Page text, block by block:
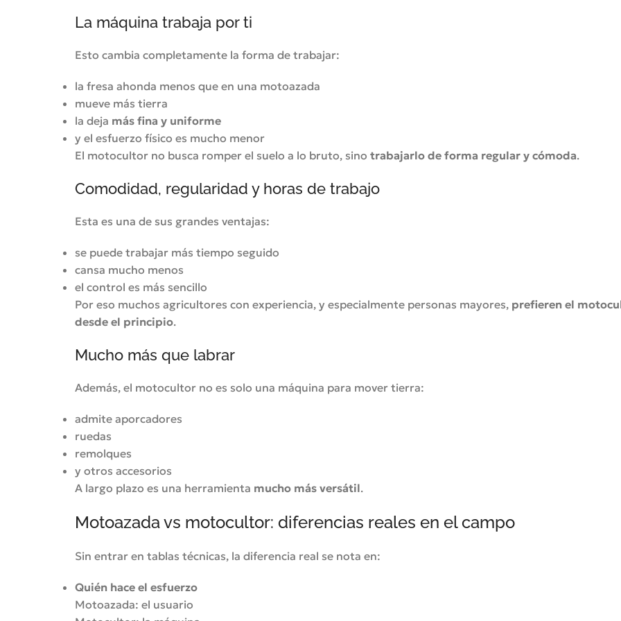
La máquina trabaja por ti
Esto cambia completamente la forma de trabajar:
la fresa ahonda menos que en una motoazada
mueve más tierra
la deja más fina y uniforme
y el esfuerzo físico es mucho menor
El motocultor no busca romper el suelo a lo bruto, sino trabajarlo de forma regular y cómoda.
Comodidad, regularidad y horas de trabajo
Esta es una de sus grandes ventajas:
se puede trabajar más tiempo seguido
cansa mucho menos
el control es más sencillo
Por eso muchos agricultores con experiencia, y especialmente personas mayores, prefieren el
desde el principio.
Mucho más que labrar
Además, el motocultor no es solo una máquina para mover tierra:
admite aporcadores
ruedas
remolques
y otros accesorios
A largo plazo es una herramienta mucho más versátil.
Motoazada vs motocultor: diferencias reales en el campo
Sin entrar en tablas técnicas, la diferencia real se nota en:
Quién hace el esfuerzo
Motoazada: el usuario